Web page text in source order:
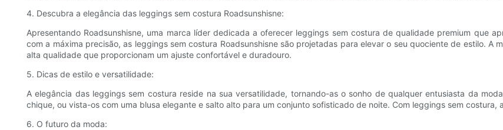
4. Descubra a elegância das leggings sem costura Roadsunshisne:
Apresentando Roadsunshisne, uma marca líder dedicada a oferecer leggings sem costura de qualidade premium que
com a máxima precisão, as leggings sem costura Roadsunshisne são projetadas para elevar o seu quociente de estilo. A
alta qualidade que proporcionam um ajuste confortável e duradouro.
5. Dicas de estilo e versatilidade:
A elegância das leggings sem costura reside na sua versatilidade, tornando-as o sonho de qualquer entusiasta da
chique, ou vista-os com uma blusa elegante e salto alto para um conjunto sofisticado de noite. Com leggings sem costura,
6. O futuro da moda: